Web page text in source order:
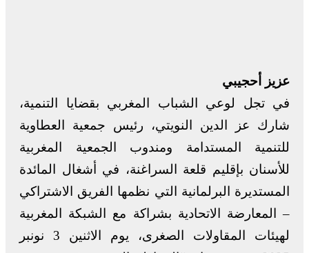
عزيز أحجيبي
في تجل لوعي الشباب المغربي بقضايا التنمية،
شارك عز الدين النويتي، رئيس جمعية العطاوية
للتنمية المستدامة ومندوب الجمعية المغربية
للأسنان بإقليم قلعة السراغنة، في أشغال المائدة
المستديرة البرلمانية التي نظمها الفريق الاشتراكي
– المعارضة الاتحادية بشراكة مع الشبكة المغربية
لهيئات المقاولات الصغرى، يوم الاثنين 3 نونبر